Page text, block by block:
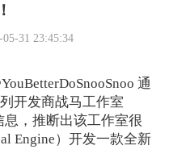
31 23:45:34
通
开发商战马工作室
息，推断出该工作室很
Engine）开发一款全新